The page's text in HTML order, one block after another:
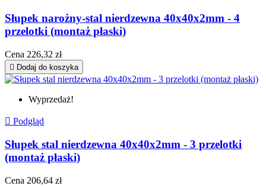
Słupek narożny-stal nierdzewna 40x40x2mm - 4
przelotki (montaż płaski)
Cena 226,32 zł
 Dodaj do koszyka
Wyprzedaż!
 Podgląd
Słupek stal nierdzewna 40x40x2mm - 3 przelotki
(montaż płaski)
Cena 206,64 zł